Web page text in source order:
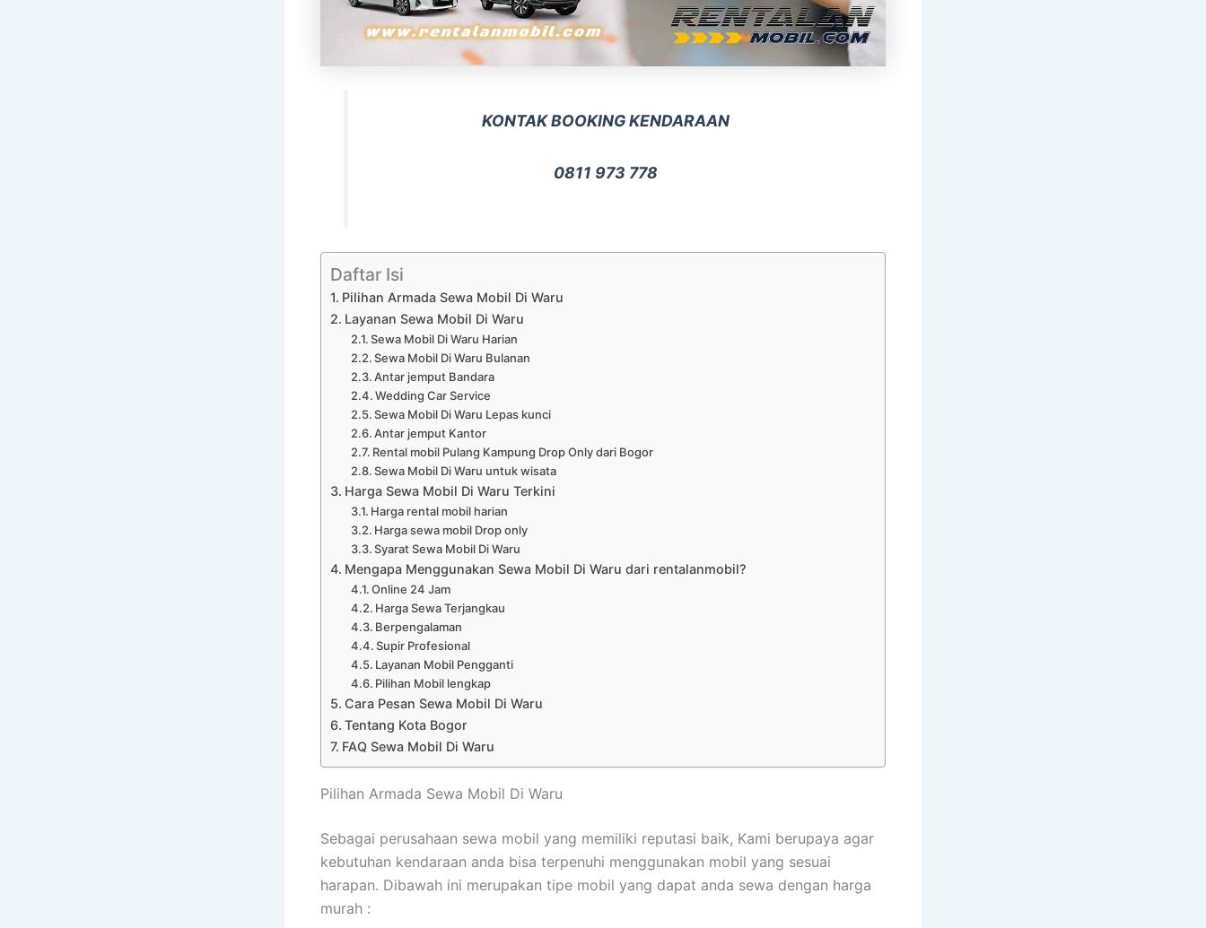
KONTAK BOOKING KENDARAAN
0811 973 778
Daftar Isi
Pilihan Armada Sewa Mobil Di Waru
Layanan Sewa Mobil Di Waru
Sewa Mobil Di Waru Harian
Sewa Mobil Di Waru Bulanan
Antar jemput Bandara
Wedding Car Service
Sewa Mobil Di Waru Lepas kunci
Antar jemput Kantor
Rental mobil Pulang Kampung Drop Only dari Bogor
Sewa Mobil Di Waru untuk wisata
Harga Sewa Mobil Di Waru Terkini
Harga rental mobil harian
Harga sewa mobil Drop only
Syarat Sewa Mobil Di Waru
Mengapa Menggunakan Sewa Mobil Di Waru dari rentalanmobil?
Online 24 Jam
Harga Sewa Terjangkau
Berpengalaman
Supir Profesional
Layanan Mobil Pengganti
Pilihan Mobil lengkap
Cara Pesan Sewa Mobil Di Waru
Tentang Kota Bogor
FAQ Sewa Mobil Di Waru
Pilihan Armada Sewa Mobil Di Waru
Sebagai perusahaan sewa mobil yang memiliki reputasi baik, Kami berupaya agar
kebutuhan kendaraan anda bisa terpenuhi menggunakan mobil yang sesuai
harapan. Dibawah ini merupakan tipe mobil yang dapat anda sewa dengan harga
murah :